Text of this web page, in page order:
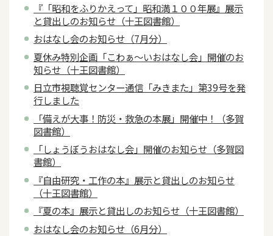
『「昭和をふりかえって」昭和満１００年展』展示
と貸出しのお知らせ（十王図書館）
おはなし会のお知らせ（7月分）
夏休み特別企画「こわぁ～いおはなし会」開催のお
知らせ（十王図書館）
日立市視聴覚センター通信「みきまた」第39号を発
行しました
「備えが大事！防災・救急の本展」開催中！（多賀
図書館）
「しょうぼうおはなし会」開催のお知らせ（多賀図
書館）
『自由研究・工作の本』展示と貸出しのお知らせ
（十王図書館）
『夏の本』展示と貸出しのお知らせ（十王図書館）
おはなし会のお知らせ（6月分）